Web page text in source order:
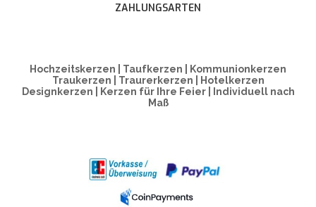
ZAHLUNGSARTEN
Hochzeitskerzen | Taufkerzen | Kommunionkerzen
Traukerzen | Traurerkerzen | Hotelkerzen
Designkerzen | Kerzen für Ihre Feier | Individuell nach
Maß